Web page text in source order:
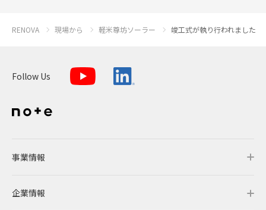
RENOVA 現場から 軽米尊坊ソーラー 竣工式が執り行われました
Follow Us
事業情報
事業情報トップ
企業情報